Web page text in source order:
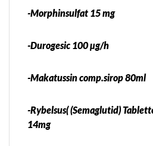
-Morphinsulfat 15 mg
-Durogesic 100 µg/h
-Makatussin comp.sirop 80ml
-Rybelsus( (Semaglutid)
14mg